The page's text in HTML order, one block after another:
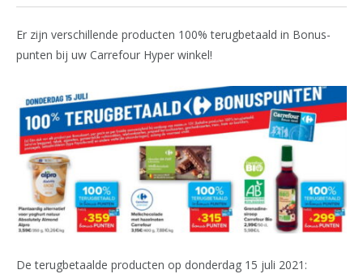
Er zijn verschillende producten 100% terugbetaald in Bonus-
punten bij uw Carrefour Hyper winkel!
De terugbetaalde producten op donderdag 15 juli 2021: